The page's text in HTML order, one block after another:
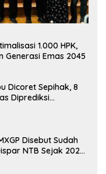
1.000 HPK,
Generasi Emas 2045
Dicoret Sepihak, 8
Diprediksi
Disebut Sudah
NTB Sejak 2024,